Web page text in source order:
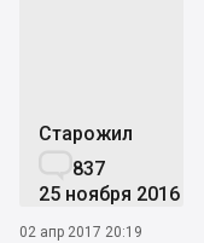
Старожил
837
25 ноября 2016
02 апр 2017 20:19